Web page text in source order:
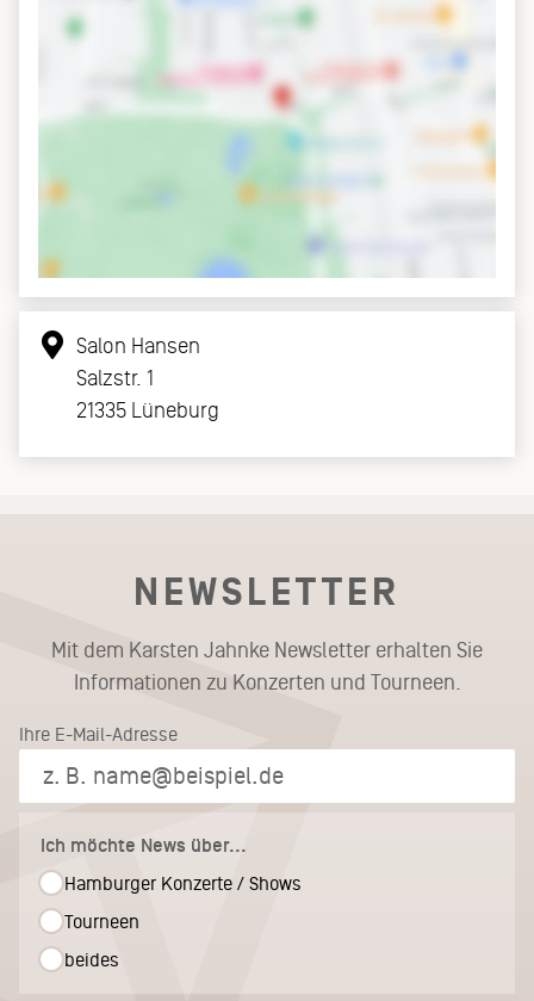
Salon Hansen
Salzstr. 1
21335 Lüneburg
NEWSLETTER
Mit dem Karsten Jahnke Newsletter erhalten Sie
Informationen zu Konzerten und Tourneen.
Ihre E-Mail-Adresse
Ich möchte News über...
Hamburger Konzerte / Shows
Tourneen
beides